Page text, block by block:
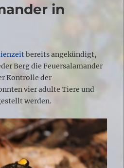
in
bereits angekündigt,
Berg die Feuersalamander
Kontrolle der
vier adulte Tiere und
werden.